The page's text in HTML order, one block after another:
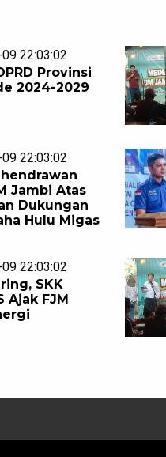
22:03:02
Provinsi
2024-2029
22:03:02
Jambi Atas
Dukungan
Hulu Migas
22:03:02
SKK
Ajak FJM